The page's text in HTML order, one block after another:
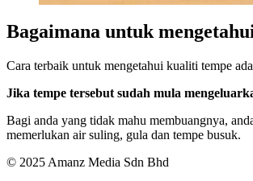
Bagaimana untuk
Cara terbaik untuk mengetahui kualiti tempe
Jika tempe tersebut sudah mula
Bagi anda yang tidak mahu membuangnya,
memerlukan air suling, gula dan tempe busuk.
© 2025 Amanz Media Sdn Bhd